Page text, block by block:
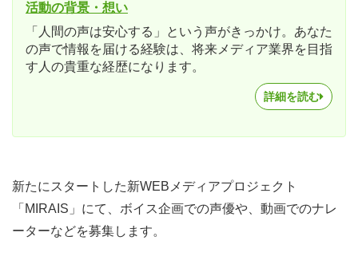
活動の背景・想い
「人間の声は安心する」という声がきっかけ。あなた
の声で情報を届ける経験は、将来メディア業界を目指
す人の貴重な経歴になります。
詳細を読む
新たにスタートした新WEBメディアプロジェクト
「MIRAIS」にて、ボイス企画での声優や、動画でのナレ
ーターなどを募集します。